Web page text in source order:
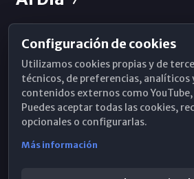
Horarios de Misa
Hemeroteca
WhatsApp
Configuración de cookies
Utilizamos cookies propias y de
técnicos, de preferencias, analíticos
contenidos externos como
Puedes aceptar todas las cookies,
opcionales o configurarlas.
Más información